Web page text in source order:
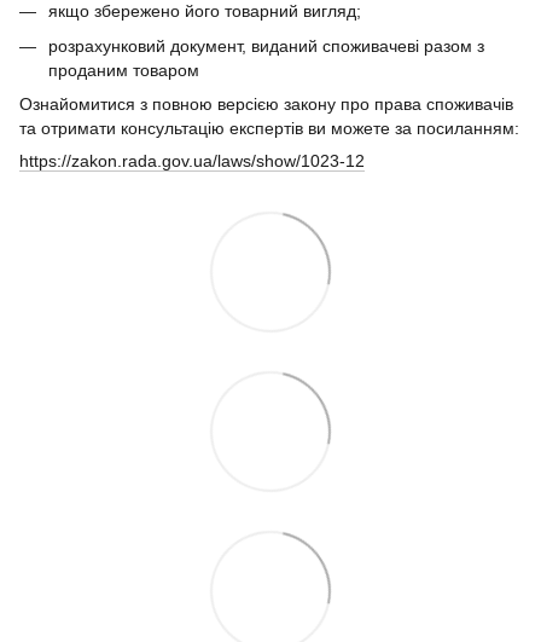
якщо збережено його товарний вигляд;
розрахунковий документ, виданий споживачеві разом з
проданим товаром
Ознайомитися з повною версією закону про права споживачів
та отримати консультацію експертів ви можете за посиланням:
https://zakon.rada.gov.ua/laws/show/1023-12